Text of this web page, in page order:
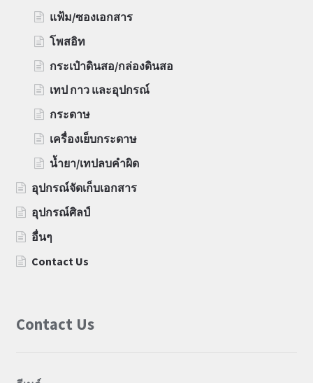
แฟ้ม/ซองเอกสาร
โพสอิท
กระเป๋าดินสอ/กล่องดินสอ
เทป กาว และอุปกรณ์
กระดาษ
เครื่องเย็บกระดาษ
น้ำยา/เทปลบคำผิด
อุปกรณ์จัดเก็บเอกสาร
อุปกรณ์ศิลป์
อื่นๆ
Contact Us
Contact Us